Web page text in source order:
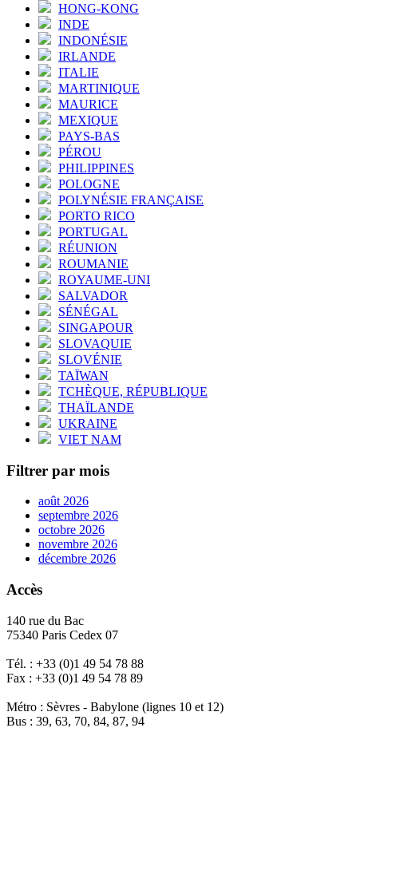
HONG-KONG
INDE
INDONÉSIE
IRLANDE
ITALIE
MARTINIQUE
MAURICE
MEXIQUE
PAYS-BAS
PÉROU
PHILIPPINES
POLOGNE
POLYNÉSIE FRANÇAISE
PORTO RICO
PORTUGAL
RÉUNION
ROUMANIE
ROYAUME-UNI
SALVADOR
SÉNÉGAL
SINGAPOUR
SLOVAQUIE
SLOVÉNIE
TAÏWAN
TCHÈQUE, RÉPUBLIQUE
THAÏLANDE
UKRAINE
VIET NAM
Filtrer par mois
août 2026
septembre 2026
octobre 2026
novembre 2026
décembre 2026
Accès
140 rue du Bac
75340 Paris Cedex 07
Tél. : +33 (0)1 49 54 78 88
Fax : +33 (0)1 49 54 78 89
Métro : Sèvres - Babylone (lignes 10 et 12)
Bus : 39, 63, 70, 84, 87, 94